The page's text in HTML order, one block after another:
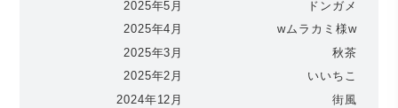
2025年5月
2025年4月
2025年3月
2025年2月
2024年12月
ドンガメ
wムラカミ様w
秋茶
いいちこ
街風